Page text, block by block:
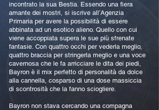
incontrato la sua Bestia. Essendo una fiera
amante dei mostri, si iscrive all’Agenzia
Primaria per avere la possibilità di essere
abbinata ad un esotico alieno. Quello con cui
viene accoppiata supera le sue più sfrenate
fantasie. Con quattro occhi per vederla meglio,
quattro braccia per stringerla meglio e una voce
cavernosa che le fa arricciare le dita dei piedi,
Bayron è il mix perfetto di personalità da dolce
alla cannella, cosparso di una dose massiccia
di scontrosità che la fanno sciogliere.
Bayron non stava cercando una compagna